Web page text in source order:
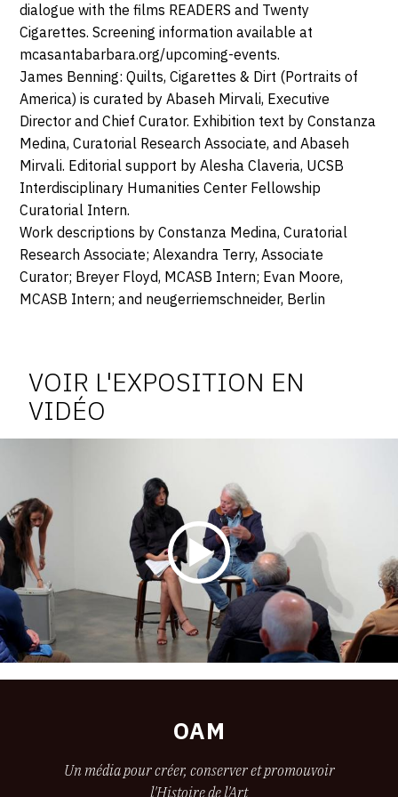
dialogue with the films READERS and Twenty
Cigarettes. Screening information available at
mcasantabarbara.org/upcoming-events.
James Benning: Quilts, Cigarettes & Dirt (Portraits of
America) is curated by Abaseh Mirvali, Executive
Director and Chief Curator. Exhibition text by Constanza
Medina, Curatorial Research Associate, and Abaseh
Mirvali. Editorial support by Alesha Claveria, UCSB
Interdisciplinary Humanities Center Fellowship
Curatorial Intern.
Work descriptions by Constanza Medina, Curatorial
Research Associate; Alexandra Terry, Associate
Curator; Breyer Floyd, MCASB Intern; Evan Moore,
MCASB Intern; and neugerriemschneider, Berlin
l'exposition
VOIR L'EXPOSITION EN
VIDÉO
OAM
Un média pour créer, conserver et promouvoir
l'Histoire de l'Art